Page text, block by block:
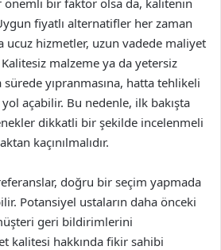
önemli bir faktör olsa da, kalitenin
fiyatlı alternatifler her zaman
ucuz hizmetler, uzun vadede maliyet
malzeme ya da yetersiz
yıpranmasına, hatta tehlikeli
açabilir. Bu nedenle, ilk bakışta
dikkatli bir şekilde incelenmeli
kaçınılmalıdır.
doğru bir seçim yapmada
Potansiyel ustaların daha önceki
geri bildirimlerini
kalitesi hakkında fikir sahibi